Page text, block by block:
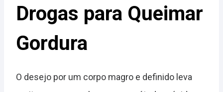
Drogas para Queimar
Gordura
O desejo por um corpo magro e definido leva